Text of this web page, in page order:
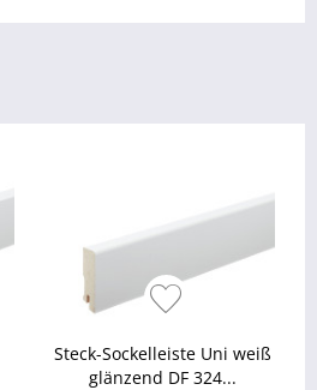
Steck-Sockelleiste Uni weiß
glänzend DF 324...